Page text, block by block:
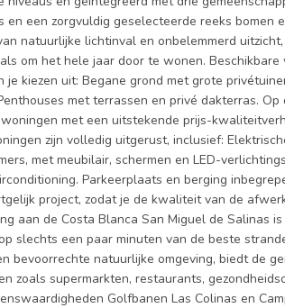
en een zorgvuldig geselecteerde reeks bomen
natuurlijke lichtinval en onbelemmerd
om het hele jaar door te wonen.
je kiezen uit: Begane grond met grote
met terrassen en privé dakterras.
met een uitstekende prijs-
zijn volledig uitgerust, inclusief:
met meubilair, schermen en LED-
Parkeerplaats en berging
project, zodat je de kwaliteit van de
aan de Costa Blanca San Miguel de Salinas
slechts een paar minuten van de beste
bevoorrechte natuurlijke omgeving, biedt de
zoals supermarkten, restaurants,
Golfbanen Las Colinas en